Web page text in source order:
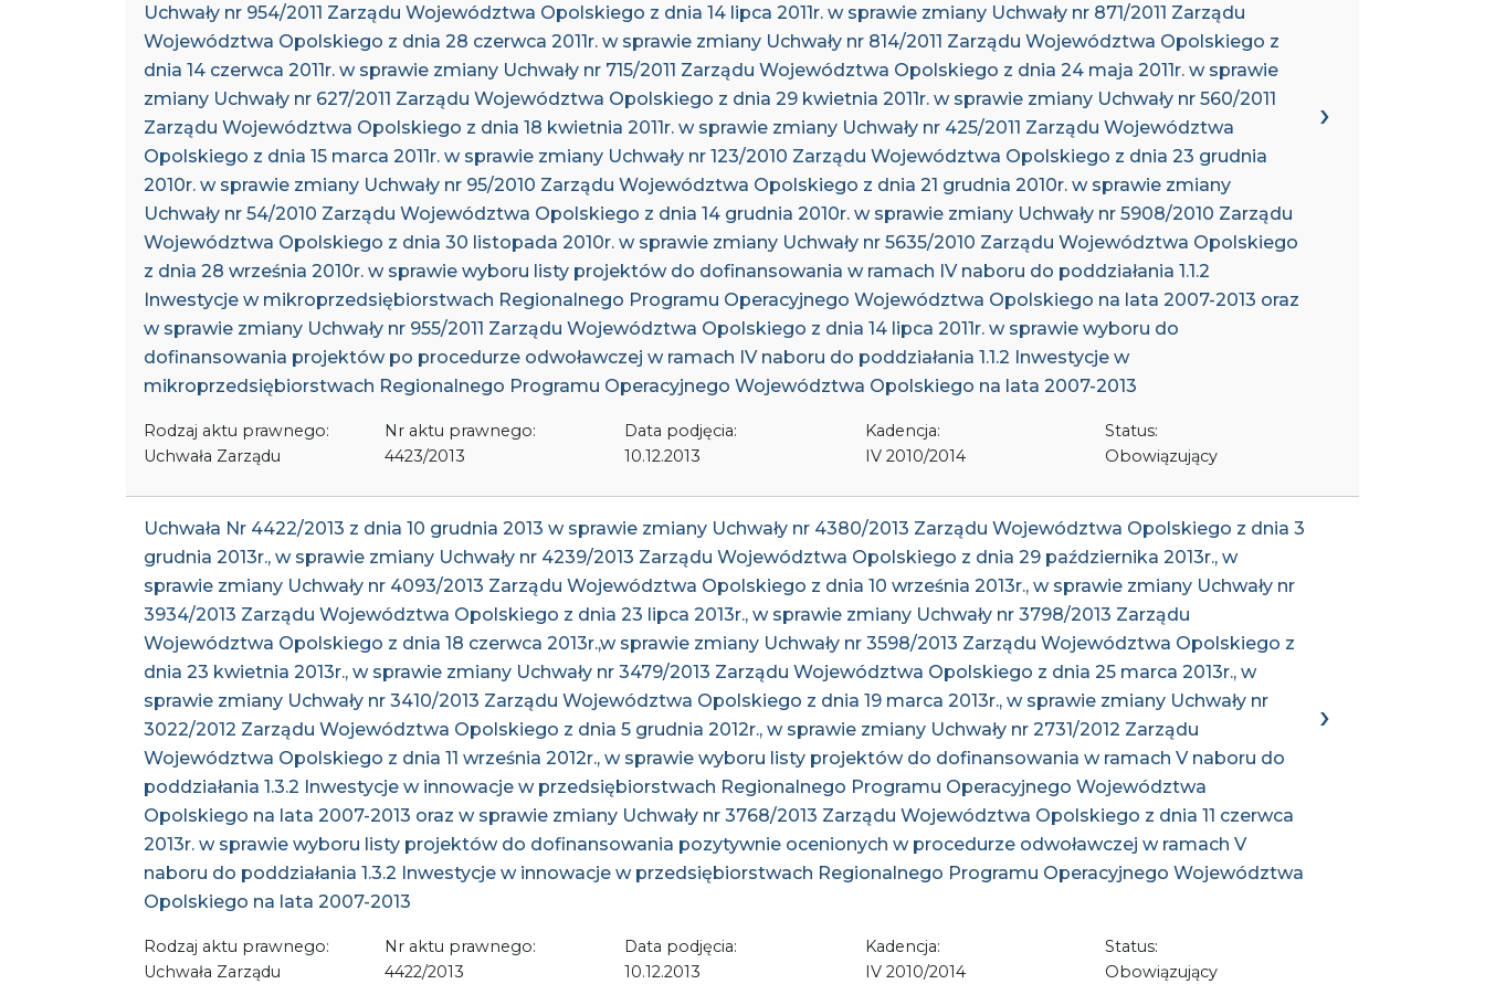
Uchwały nr 954/2011 Zarządu Województwa Opolskiego z dnia 14 lipca 2011r. w sprawie zmiany Uchwały nr 871/2011 Zarządu
Województwa Opolskiego z dnia 28 czerwca 2011r. w sprawie zmiany Uchwały nr 814/2011 Zarządu Województwa Opolskiego z
dnia 14 czerwca 2011r. w sprawie zmiany Uchwały nr 715/2011 Zarządu Województwa Opolskiego z dnia 24 maja 2011r. w sprawie
zmiany Uchwały nr 627/2011 Zarządu Województwa Opolskiego z dnia 29 kwietnia 2011r. w sprawie zmiany Uchwały nr 560/2011
Zarządu Województwa Opolskiego z dnia 18 kwietnia 2011r. w sprawie zmiany Uchwały nr 425/2011 Zarządu Województwa
Opolskiego z dnia 15 marca 2011r. w sprawie zmiany Uchwały nr 123/2010 Zarządu Województwa Opolskiego z dnia 23 grudnia
2010r. w sprawie zmiany Uchwały nr 95/2010 Zarządu Województwa Opolskiego z dnia 21 grudnia 2010r. w sprawie zmiany
Uchwały nr 54/2010 Zarządu Województwa Opolskiego z dnia 14 grudnia 2010r. w sprawie zmiany Uchwały nr 5908/2010 Zarządu
Województwa Opolskiego z dnia 30 listopada 2010r. w sprawie zmiany Uchwały nr 5635/2010 Zarządu Województwa Opolskiego
z dnia 28 września 2010r. w sprawie wyboru listy projektów do dofinansowania w ramach IV naboru do poddziałania 1.1.2
Inwestycje w mikroprzedsiębiorstwach Regionalnego Programu Operacyjnego Województwa Opolskiego na lata 2007-2013 oraz
w sprawie zmiany Uchwały nr 955/2011 Zarządu Województwa Opolskiego z dnia 14 lipca 2011r. w sprawie wyboru do
dofinansowania projektów po procedurze odwoławczej w ramach IV naboru do poddziałania 1.1.2 Inwestycje w
mikroprzedsiębiorstwach Regionalnego Programu Operacyjnego Województwa Opolskiego na lata 2007-2013
Rodzaj aktu prawnego:
Uchwała Zarządu
Nr aktu prawnego:
4423/2013
Data podjęcia:
10.12.2013
Kadencja:
IV 2010/2014
Status:
Obowiązujący
Uchwała Nr 4422/2013 z dnia 10 grudnia 2013 w sprawie zmiany Uchwały nr 4380/2013 Zarządu Województwa Opolskiego z dnia 3
grudnia 2013r., w sprawie zmiany Uchwały nr 4239/2013 Zarządu Województwa Opolskiego z dnia 29 października 2013r., w
sprawie zmiany Uchwały nr 4093/2013 Zarządu Województwa Opolskiego z dnia 10 września 2013r., w sprawie zmiany Uchwały nr
3934/2013 Zarządu Województwa Opolskiego z dnia 23 lipca 2013r., w sprawie zmiany Uchwały nr 3798/2013 Zarządu
Województwa Opolskiego z dnia 18 czerwca 2013r.,w sprawie zmiany Uchwały nr 3598/2013 Zarządu Województwa Opolskiego z
dnia 23 kwietnia 2013r., w sprawie zmiany Uchwały nr 3479/2013 Zarządu Województwa Opolskiego z dnia 25 marca 2013r., w
sprawie zmiany Uchwały nr 3410/2013 Zarządu Województwa Opolskiego z dnia 19 marca 2013r., w sprawie zmiany Uchwały nr
3022/2012 Zarządu Województwa Opolskiego z dnia 5 grudnia 2012r., w sprawie zmiany Uchwały nr 2731/2012 Zarządu
Województwa Opolskiego z dnia 11 września 2012r., w sprawie wyboru listy projektów do dofinansowania w ramach V naboru do
poddziałania 1.3.2 Inwestycje w innowacje w przedsiębiorstwach Regionalnego Programu Operacyjnego Województwa
Opolskiego na lata 2007-2013 oraz w sprawie zmiany Uchwały nr 3768/2013 Zarządu Województwa Opolskiego z dnia 11 czerwca
2013r. w sprawie wyboru listy projektów do dofinansowania pozytywnie ocenionych w procedurze odwoławczej w ramach V
naboru do poddziałania 1.3.2 Inwestycje w innowacje w przedsiębiorstwach Regionalnego Programu Operacyjnego Województwa
Opolskiego na lata 2007-2013
Rodzaj aktu prawnego:
Uchwała Zarządu
Nr aktu prawnego:
4422/2013
Data podjęcia:
10.12.2013
Kadencja:
IV 2010/2014
Status:
Obowiązujący